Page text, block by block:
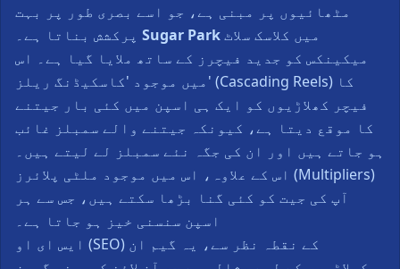
مٹھائیوں پر مبنی ہے، جو اسے بصری طور پر بہت
Sugar Park
میکینکس کو جدید فیچرز کے ساتھ ملايا گیا ہے۔ اس
میں موجود 'کاسکیڈنگ ریلز' (Cascading Reels) کا
فیچر کھلاڑیوں کو ایک ہی اسپن میں کئی بار جیتنے
کا موقع دیتا ہے، کیونکہ جیتنے والے سمبلز غائب
ہو جاتے ہیں اور ان کی جگہ نئے سمبلز لے لیتے ہیں۔
اس کے علاوہ، اس میں موجود ملٹی پلائرز (Multipliers)
آپ کی جیت کو کئی گنا بڑھا سکتے ہیں، جس سے ہر
اسپن سنسنی خیز ہو جاتا ہے۔
ایس ای او (SEO) کے نقطہ نظر سے، یہ گیم ان